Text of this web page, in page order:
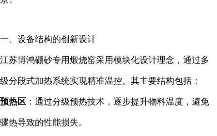
一、设备结构的创新设计
江苏博鸿硼砂专用煅烧窑采用模块化设计理念，通过多
级分段式加热系统实现精准温控。其主要结构包括：
预热区 ：通过分级预热技术，逐步提升物料温度，避免
骤热导致的性能损失。